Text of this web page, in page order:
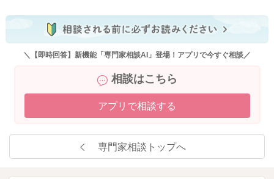
＼【即時回答】新機能「専門家相談AI」登場！アプリで今すぐ相談／
相談はこちら
アプリで相談する
専門家相談トップへ